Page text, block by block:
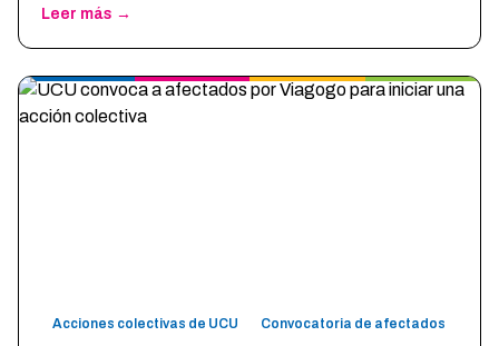
Leer más →
Acciones colectivas de UCU Convocatoria de afectados